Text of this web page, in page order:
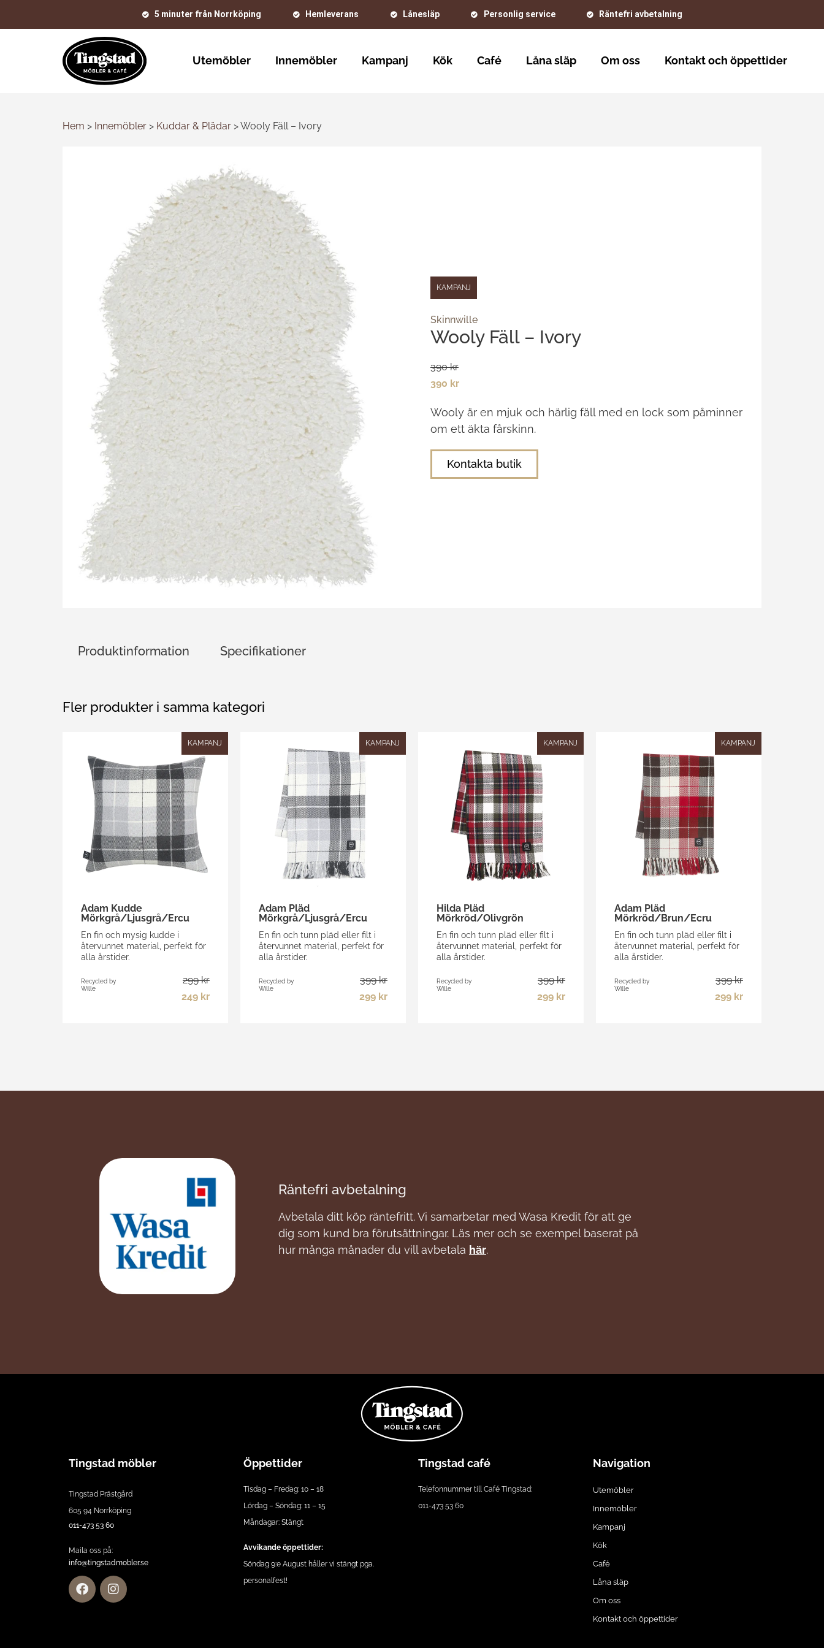
5 minuter från Norrköping Hemleverans Lånesläp Personlig service Räntefri avbetalning
Utemöbler Innemöbler Kampanj Kök Café Låna släp Om oss Kontakt och öppettider
Hem > Innemöbler > Kuddar & Plädar >Wooly Fäll – Ivory
KAMPANJ
Skinnwille
Wooly Fäll – Ivory
390 kr
390 kr
Wooly är en mjuk och härlig fäll med en lock som påminner
om ett äkta fårskinn.
Kontakta butik
Produktinformation Specifikationer
Fler produkter i samma kategori
KAMPANJ
Adam Kudde
Mörkgrå/Ljusgrå/Ercu
En fin och mysig kudde i
återvunnet material, perfekt för
alla årstider.
Recycled by
Wille
299 kr
249 kr
KAMPANJ
Adam Pläd
Mörkgrå/Ljusgrå/Ercu
En fin och tunn pläd eller filt i
återvunnet material, perfekt för
alla årstider.
Recycled by
Wille
399 kr
299 kr
KAMPANJ
Hilda Pläd
Mörkröd/Olivgrön
En fin och tunn pläd eller filt i
återvunnet material, perfekt för
alla årstider.
Recycled by
Wille
399 kr
299 kr
KAMPANJ
Adam Pläd
Mörkröd/Brun/Ecru
En fin och tunn pläd eller filt i
återvunnet material, perfekt för
alla årstider.
Recycled by
Wille
399 kr
299 kr
Räntefri avbetalning
Avbetala ditt köp räntefritt. Vi samarbetar med Wasa Kredit för att ge
dig som kund bra förutsättningar. Läs mer och se exempel baserat på
hur många månader du vill avbetala här.
Tingstad möbler
Tingstad Prästgård
605 94 Norrköping
011-473 53 60
Maila oss på:
info@tingstadmobler.se
Öppettider
Tisdag – Fredag: 10 – 18
Lördag – Söndag: 11 – 15
Måndagar: Stängt
Avvikande öppettider:
Söndag 9:e August håller vi stängt pga.
personalfest!
Tingstad café
Telefonnummer till Café Tingstad:
011-473 53 60
Navigation
Utemöbler
Innemöbler
Kampanj
Kök
Café
Låna släp
Om oss
Kontakt och öppettider